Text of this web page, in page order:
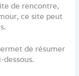
de rencontre,
ce site peut
de résumer